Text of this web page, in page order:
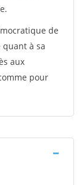
de
à sa
aux
pour